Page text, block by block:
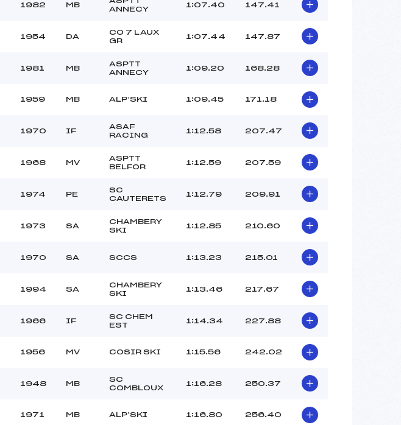
Température départ :
1982 MB
ANNECY
1:07.40 147.41
1954 DA
CO 7 LAUX
GR
1:07.44 147.87
1981 MB
ASPTT
ANNECY
1:09.20 168.28
1959 MB ALP’SKI 1:09.45 171.18
1970 IF
ASAF
RACING
1:12.58 207.47
1968 MV
ASPTT
BELFOR
1:12.59 207.59
1974 PE
SC
CAUTERETS
1:12.79 209.91
1973 SA
CHAMBERY
SKI
1:12.85 210.60
1970 SA SCCS 1:13.23 215.01
1994 SA
CHAMBERY
SKI
1:13.46 217.67
1966 IF
SC CHEM
EST
1:14.34 227.88
1956 MV COSIR SKI 1:15.56 242.02
1948 MB
SC
COMBLOUX
1:16.28 250.37
1971 MB ALP’SKI 1:16.80 256.40